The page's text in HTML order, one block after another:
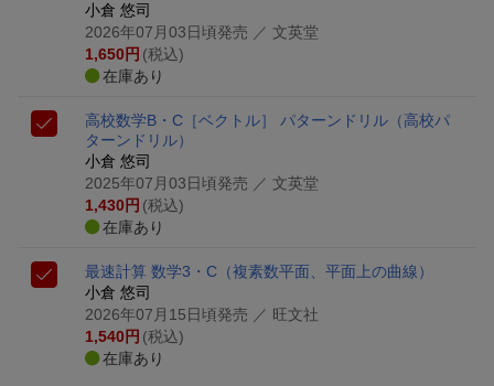
小倉 悠司
2026年07月03日頃発売 ／ 文英堂
1,650円 (税込)
在庫あり
高校数学B・C［ベクトル］ パターンドリル （高校パ
ターンドリル）
小倉 悠司
2025年07月03日頃発売 ／ 文英堂
1,430円 (税込)
在庫あり
最速計算 数学3・C（複素数平面、平面上の曲線）
小倉 悠司
2026年07月15日頃発売 ／ 旺文社
1,540円 (税込)
在庫あり